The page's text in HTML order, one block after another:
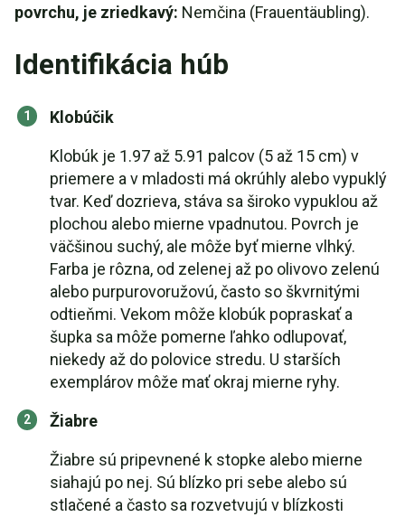
povrchu, je zriedkavý: Nemčina (Frauentäubling).
Identifikácia húb
Klobúčik
Klobúk je 1.97 až 5.91 palcov (5 až 15 cm) v
priemere a v mladosti má okrúhly alebo vypuklý
tvar. Keď dozrieva, stáva sa široko vypuklou až
plochou alebo mierne vpadnutou. Povrch je
väčšinou suchý, ale môže byť mierne vlhký.
Farba je rôzna, od zelenej až po olivovo zelenú
alebo purpurovoružovú, často so škvrnitými
odtieňmi. Vekom môže klobúk popraskať a
šupka sa môže pomerne ľahko odlupovať,
niekedy až do polovice stredu. U starších
exemplárov môže mať okraj mierne ryhy.
Žiabre
Žiabre sú pripevnené k stopke alebo mierne
siahajú po nej. Sú blízko pri sebe alebo sú
stlačené a často sa rozvetvujú v blízkosti